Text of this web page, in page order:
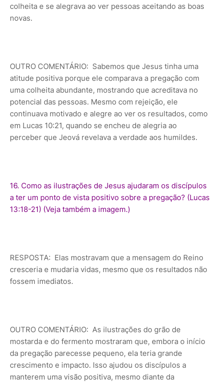
colheita e se alegrava ao ver pessoas aceitando as boas
novas.
OUTRO COMENTÁRIO: Sabemos que Jesus tinha uma
atitude positiva porque ele comparava a pregação com
uma colheita abundante, mostrando que acreditava no
potencial das pessoas. Mesmo com rejeição, ele
continuava motivado e alegre ao ver os resultados, como
em Lucas 10:21, quando se encheu de alegria ao
perceber que Jeová revelava a verdade aos humildes.
16. Como as ilustrações de Jesus ajudaram os discípulos
a ter um ponto de vista positivo sobre a pregação? (Lucas
13:18-21) (Veja também a imagem.)
RESPOSTA: Elas mostravam que a mensagem do Reino
cresceria e mudaria vidas, mesmo que os resultados não
fossem imediatos.
OUTRO COMENTÁRIO: As ilustrações do grão de
mostarda e do fermento mostraram que, embora o início
da pregação parecesse pequeno, ela teria grande
crescimento e impacto. Isso ajudou os discípulos a
manterem uma visão positiva, mesmo diante da